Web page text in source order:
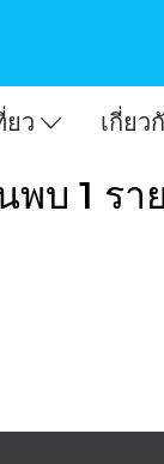
ยว เกี่ยว
พบ 1 รา